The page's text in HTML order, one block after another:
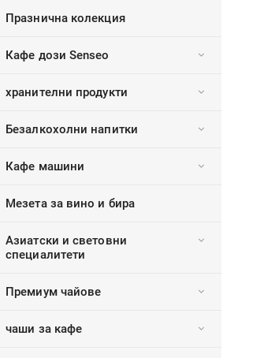
Празнична колекция
Кафе дози Senseo
хранителни продукти
Безалкохолни напитки
Кафе машини
Мезета за вино и бира
Азиатски и световни
специалитети
Премиум чайове
чаши за кафе